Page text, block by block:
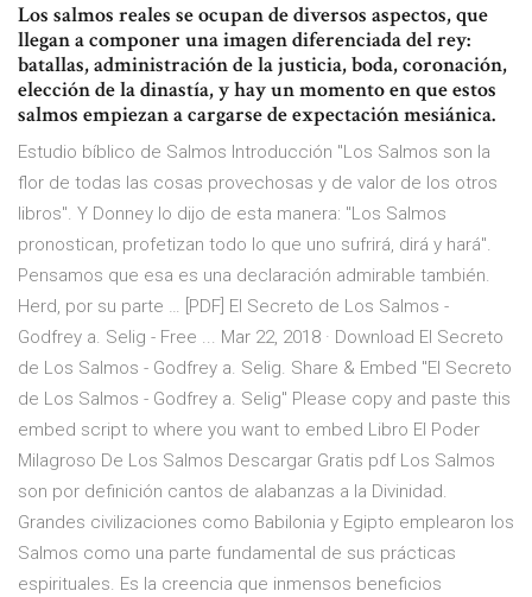
Los salmos reales se ocupan de diversos aspectos, que
llegan a componer una imagen diferenciada del rey:
batallas, administración de la justicia, boda, coronación,
elección de la dinastía, y hay un momento en que estos
salmos empiezan a cargarse de expectación mesiánica.
Estudio bíblico de Salmos Introducción "Los Salmos son la
flor de todas las cosas provechosas y de valor de los otros
libros". Y Donney lo dijo de esta manera: "Los Salmos
pronostican, profetizan todo lo que uno sufrirá, dirá y hará".
Pensamos que esa es una declaración admirable también.
Herd, por su parte … [PDF] El Secreto de Los Salmos -
Godfrey a. Selig - Free ... Mar 22, 2018 · Download El Secreto
de Los Salmos - Godfrey a. Selig. Share & Embed "El Secreto
de Los Salmos - Godfrey a. Selig" Please copy and paste this
embed script to where you want to embed Libro El Poder
Milagroso De Los Salmos Descargar Gratis pdf Los Salmos
son por definición cantos de alabanzas a la Divinidad.
Grandes civilizaciones como Babilonia y Egipto emplearon los
Salmos como una parte fundamental de sus prácticas
espirituales. Es la creencia que inmensos beneficios